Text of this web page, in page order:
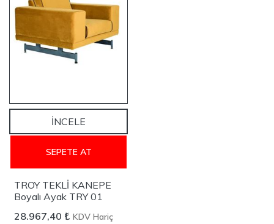
İNCELE
SEPETE AT
TROY TEKLİ KANEPE
Boyalı Ayak TRY 01
28.967,40 ₺ KDV Hariç